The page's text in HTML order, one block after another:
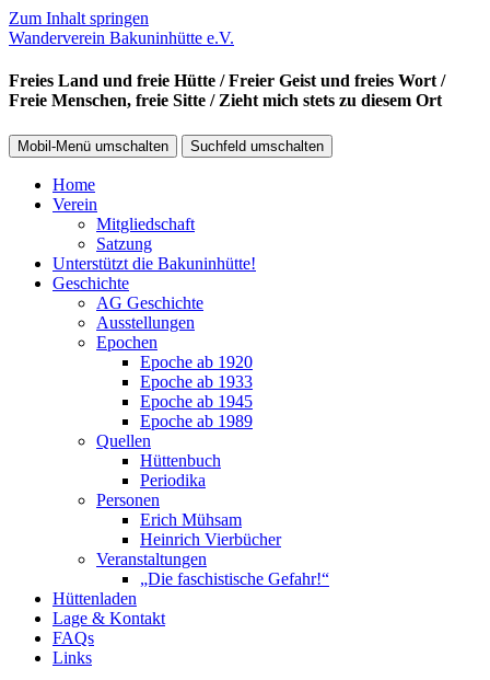
Zum Inhalt springen
Wanderverein Bakuninhütte e.V.
Freies Land und freie Hütte / Freier Geist und freies Wort /
Freie Menschen, freie Sitte / Zieht mich stets zu diesem Ort
Mobil-Menü umschalten Suchfeld umschalten
Home
Verein
Mitgliedschaft
Satzung
Unterstützt die Bakuninhütte!
Geschichte
AG Geschichte
Ausstellungen
Epochen
Epoche ab 1920
Epoche ab 1933
Epoche ab 1945
Epoche ab 1989
Quellen
Hüttenbuch
Periodika
Personen
Erich Mühsam
Heinrich Vierbücher
Veranstaltungen
„Die faschistische Gefahr!“
Hüttenladen
Lage & Kontakt
FAQs
Links